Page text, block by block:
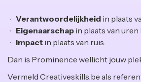
Verantwoordelijkheid in plaats
Eigenaarschap in plaats van uren
Impact in plaats van ruis.
Dan is Prominence wellicht jouw
Vermeld Creativeskills.be als